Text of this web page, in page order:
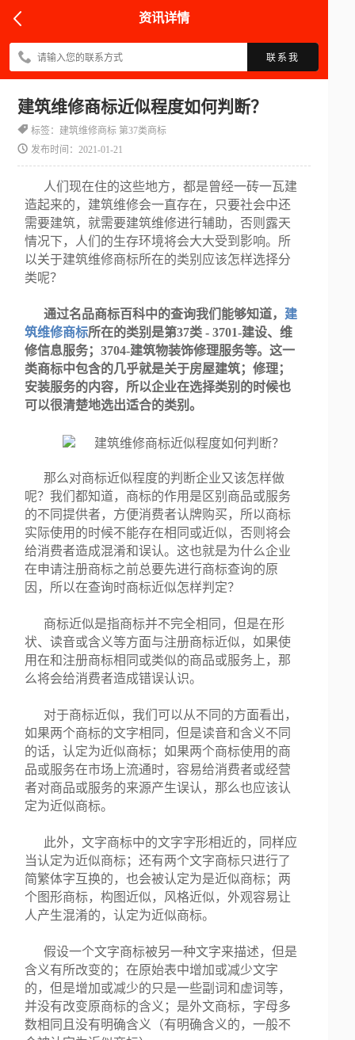
资讯详情
联系我
建筑维修商标近似程度如何判断？
标签：建筑维修商标 第37类商标
发布时间：2021-01-21
人们现在住的这些地方，都是曾经一砖一瓦建
造起来的，建筑维修会一直存在，只要社会中还
需要建筑，就需要建筑维修进行辅助，否则露天
情况下，人们的生存环境将会大大受到影响。所
以关于建筑维修商标所在的类别应该怎样选择分
类呢？
通过名品商标百科中的查询我们能够知道， 建
筑维修商标所在的类别是第37类 - 3701-建设、维
修信息服务；3704-建筑物装饰修理服务等。这一
类商标中包含的几乎就是关于房屋建筑；修理；
安装服务的内容，所以企业在选择类别的时候也
可以很清楚地选出适合的类别。
那么对商标近似程度的判断企业又该怎样做
呢？我们都知道，商标的作用是区别商品或服务
的不同提供者，方便消费者认牌购买，所以商标
实际使用的时候不能存在相同或近似，否则将会
给消费者造成混淆和误认。这也就是为什么企业
在申请注册商标之前总要先进行商标查询的原
因，所以在查询时商标近似怎样判定？
商标近似是指商标并不完全相同，但是在形
状、读音或含义等方面与注册商标近似，如果使
用在和注册商标相同或类似的商品或服务上，那
么将会给消费者造成错误认识。
对于商标近似，我们可以从不同的方面看出，
如果两个商标的文字相同，但是读音和含义不同
的话，认定为近似商标；如果两个商标使用的商
品或服务在市场上流通时，容易给消费者或经营
者对商品或服务的来源产生误认，那么也应该认
定为近似商标。
此外，文字商标中的文字字形相近的，同样应
当认定为近似商标；还有两个文字商标只进行了
简繁体字互换的，也会被认定为是近似商标；两
个图形商标，构图近似，风格近似，外观容易让
人产生混淆的，认定为近似商标。
假设一个文字商标被另一种文字来描述，但是
含义有所改变的；在原始表中增加或减少文字
的，但是增加或减少的只是一些副词和虚词等，
并没有改变原商标的含义；是外文商标，字母多
数相同且没有明确含义（有明确含义的，一般不